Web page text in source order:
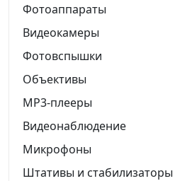
Фотоаппараты
Видеокамеры
Фотовспышки
Объективы
MP3-плееры
Видеонаблюдение
Микрофоны
Штативы и стабилизаторы